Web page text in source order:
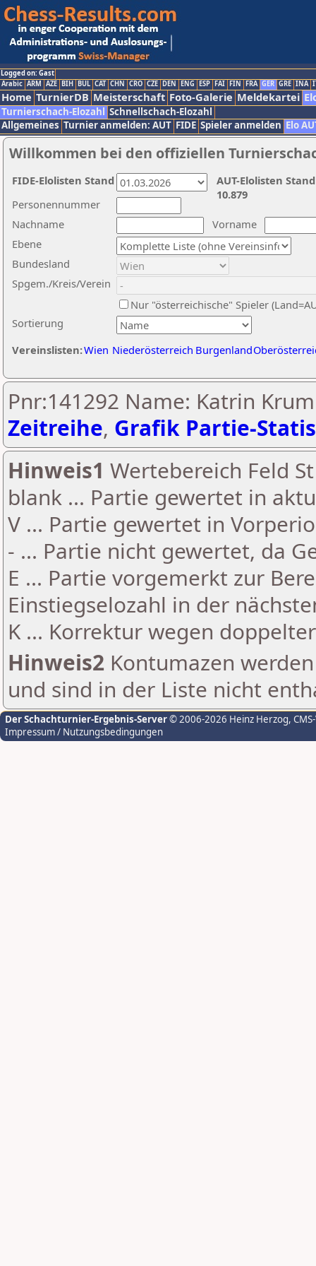
Logged on: Gast
Arabic ARM AZE BIH BUL CAT CHN CRO CZE DEN ENG ESP FAI FIN FRA GER GRE INA
Home TurnierDB Meisterschaft Foto-Galerie Meldekartei
Turnierschach-Elozahl Schnellschach-Elozahl
Allgemeines Turnier anmelden: AUT FIDE Spieler anmelden Elo
Willkommen bei den offiziellen
Nachname
Vorname
Ebene
Sortierung
Personennummer
Bundesland
Spgem./Kreis/Verein
Nur "österreichische" Spieler
Vereinslisten:Wien Niederösterreich Burgenland
AUT-Elolisten
10.879
FIDE-Elolisten Stand
Pnr:141292 Name: Katrin
Zeitreihe, Grafik Partie-
Hinweis1 Wertebereich Feld
blank ... Partie gewertet in
V ... Partie gewertet in
- ... Partie nicht gewertet, da
E ... Partie vorgemerkt zur
Einstiegselozahl in der
K ... Korrektur wegen
Hinweis2 Kontumazen
und sind in der Liste nicht
Der Schachturnier-Ergebnis-Server© 2006-2026 Heinz Herzog,
Impressum / Nutzungsbedingungen